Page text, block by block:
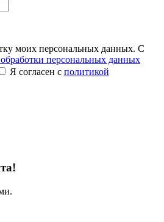
моих персональных данных. С
персональных данных
Я согласен с политикой